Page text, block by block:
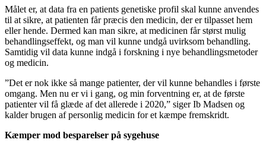
Målet er, at data fra en patients genetiske profil skal kunne anvendes
til at sikre, at patienten får præcis den medicin, der er tilpasset hem
eller hende. Dermed kan man sikre, at medicinen får størst mulig
behandlingseffekt, og man vil kunne undgå uvirksom behandling.
Samtidig vil data kunne indgå i forskning i nye behandlingsmetoder
og medicin.
”Det er nok ikke så mange patienter, der vil kunne behandles i første
omgang. Men nu er vi i gang, og min forventning er, at de første
patienter vil få glæde af det allerede i 2020,” siger Ib Madsen og
kalder brugen af personlig medicin for et kæmpe fremskridt.
Kæmper mod besparelser på sygehuse